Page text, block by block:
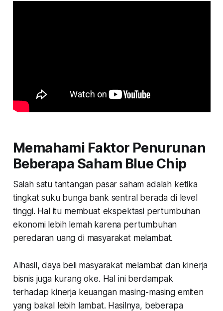
Memahami Faktor Penurunan
Beberapa Saham Blue Chip
Salah satu tantangan pasar saham adalah ketika
tingkat suku bunga bank sentral berada di level
tinggi. Hal itu membuat ekspektasi pertumbuhan
ekonomi lebih lemah karena pertumbuhan
peredaran uang di masyarakat melambat.
Alhasil, daya beli masyarakat melambat dan kinerja
bisnis juga kurang oke. Hal ini berdampak
terhadap kinerja keuangan masing-masing emiten
yang bakal lebih lambat. Hasilnya, beberapa